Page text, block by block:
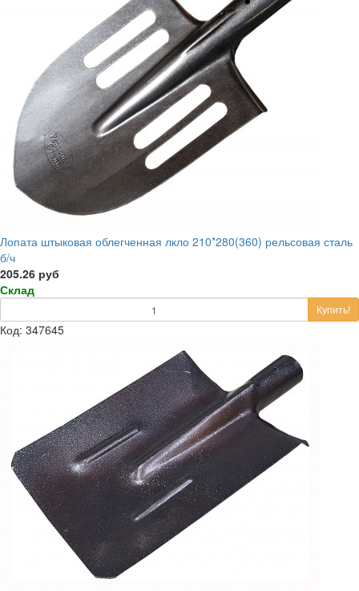
Лопата штыковая облегченная лкло 210*280(360) рельсовая сталь
б/ч
205.26 руб
Склад
Купить!
Код: 347645